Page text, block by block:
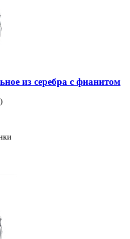
из серебра с фианитом